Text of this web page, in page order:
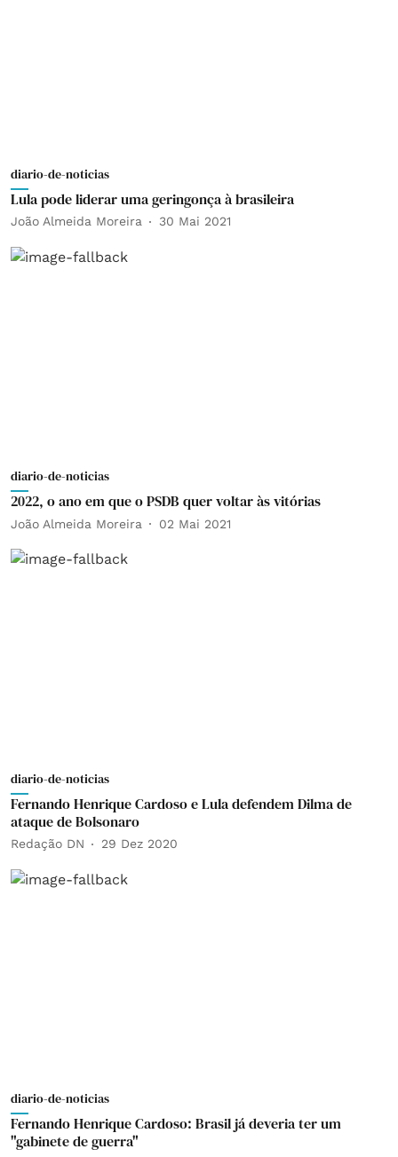
diario-de-noticias
Lula pode liderar uma geringonça à brasileira
João Almeida Moreira 30 Mai 2021
diario-de-noticias
2022, o ano em que o PSDB quer voltar às vitórias
João Almeida Moreira 02 Mai 2021
diario-de-noticias
Fernando Henrique Cardoso e Lula defendem Dilma de
ataque de Bolsonaro
Redação DN 29 Dez 2020
diario-de-noticias
Fernando Henrique Cardoso: Brasil já deveria ter um
"gabinete de guerra"